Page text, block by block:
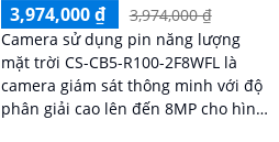
3,974,000 ₫
3,974,000 ₫
Camera sử dụng pin năng lượng
mặt trời CS-CB5-R100-2F8WFL là
camera giám sát thông minh với độ
phân giải cao lên đến 8MP cho hình